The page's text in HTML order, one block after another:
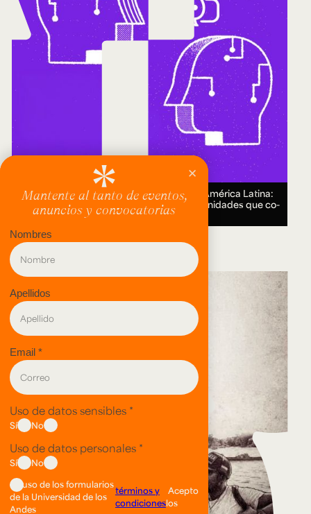
Encuentro Humanidades Digitales en América Latina:
genealogías, conocimiento abierto y comunidades que co-
crean.18 AUG 2026.
evento